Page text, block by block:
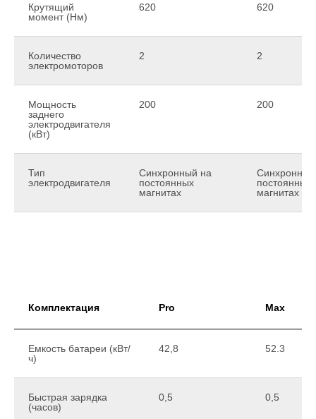
Крутящий
момент (Нм)
620 620
Количество
электромоторов
2 2
Мощность
заднего
электродвигателя
(кВт)
200 200
Тип
электродвигателя
Синхронный на
постоянных
магнитах
постоянных
магнитах
Комплектация Pro Max
Емкость батареи (кВт/
ч)
42,8 52.3
Быстрая зарядка
(часов)
0,5 0,5